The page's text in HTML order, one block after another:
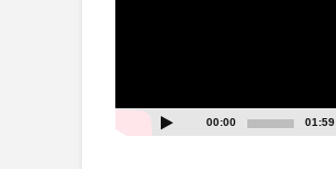
00:00 01:59